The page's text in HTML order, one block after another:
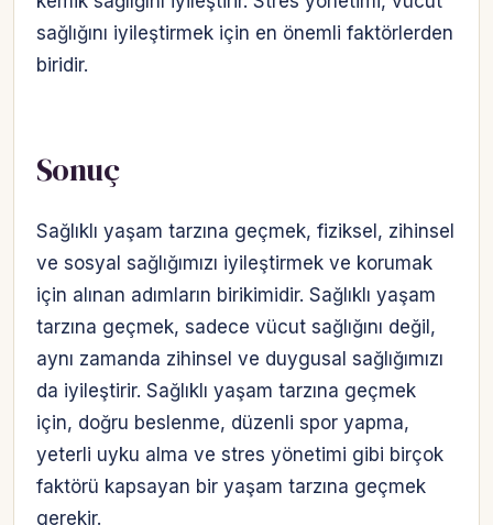
sağlığını iyileştirmek için en önemli faktörlerden
biridir.
Sonuç
Sağlıklı yaşam tarzına geçmek, fiziksel, zihinsel
ve sosyal sağlığımızı iyileştirmek ve korumak
için alınan adımların birikimidir. Sağlıklı yaşam
tarzına geçmek, sadece vücut sağlığını değil,
aynı zamanda zihinsel ve duygusal sağlığımızı
da iyileştirir. Sağlıklı yaşam tarzına geçmek
için, doğru beslenme, düzenli spor yapma,
yeterli uyku alma ve stres yönetimi gibi birçok
faktörü kapsayan bir yaşam tarzına geçmek
gerekir.